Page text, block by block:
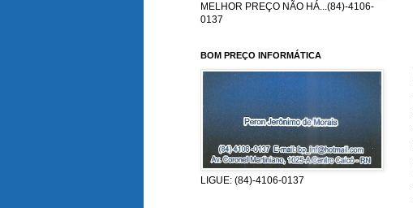
MELHOR PREÇO NÃO HÁ...(84)-4106-
0137
BOM PREÇO INFORMÁTICA
LIGUE: (84)-4106-0137